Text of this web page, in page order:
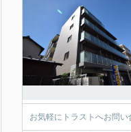
お気軽にトラストへお問